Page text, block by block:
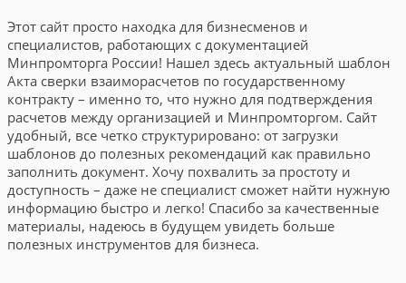
Этот сайт просто находка для бизнесменов и
специалистов, работающих с документацией
Минпромторга России! Нашел здесь актуальный шаблон
Акта сверки взаиморасчетов по государственному
контракту – именно то, что нужно для подтверждения
расчетов между организацией и Минпромторгом. Сайт
удобный, все четко структурировано: от загрузки
шаблонов до полезных рекомендаций как правильно
заполнить документ. Хочу похвалить за простоту и
доступность – даже не специалист сможет найти нужную
информацию быстро и легко! Спасибо за качественные
материалы, надеюсь в будущем увидеть больше
полезных инструментов для бизнеса.